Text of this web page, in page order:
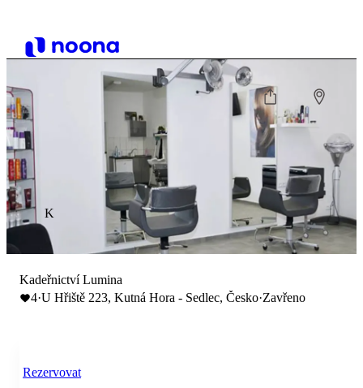
K
Kadeřnictví Lumina
4·U Hřiště 223, Kutná Hora - Sedlec, Česko·Zavřeno
Rezervovat